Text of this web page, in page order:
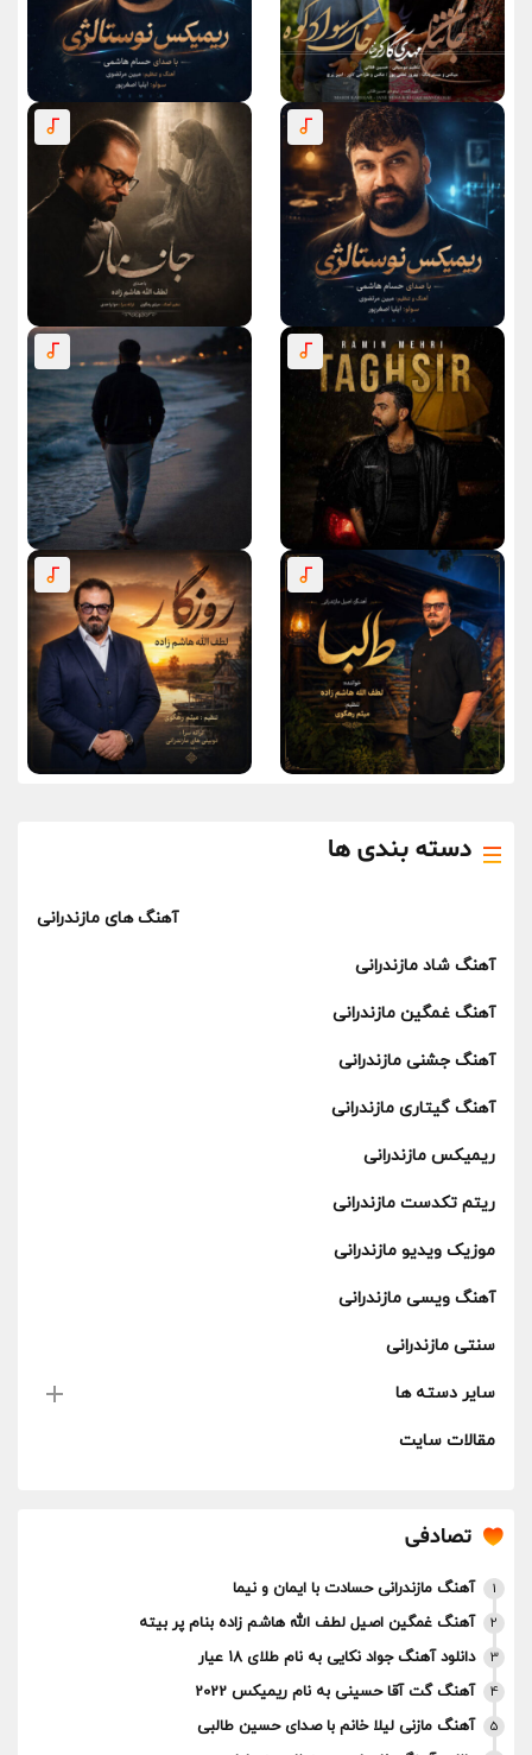
دسته بندی ها
آهنگ های مازندرانی
آهنگ شاد مازندرانی
آهنگ غمگین مازندرانی
آهنگ جشنی مازندرانی
آهنگ گیتاری مازندرانی
ریمیکس مازندرانی
ریتم تکدست مازندرانی
موزیک ویدیو مازندرانی
آهنگ ویسی مازندرانی
سنتی مازندرانی
سایر دسته ها
مقالات سایت
تصادفی
1 آهنگ مازندرانی حسادت با ایمان و نیما
2 آهنگ غمگین اصیل لطف الله هاشم زاده بنام پر بیته
3 دانلود آهنگ جواد نکایی به نام طلای 18 عیار
4 آهنگ گت آقا حسینی به نام ریمیکس 2022
5 آهنگ مازنی لیلا خانم با صدای حسین طالبی